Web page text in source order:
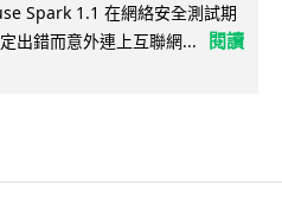
Spark 1.1 在網絡安全測試期
出錯而意外連上互聯網...
閱讀